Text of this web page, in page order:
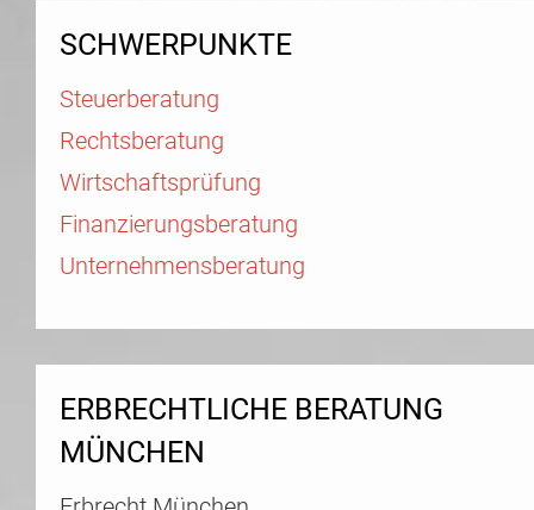
SCHWERPUNKTE
Steuerberatung
Rechtsberatung
Wirtschaftsprüfung
Finanzierungsberatung
Unternehmensberatung
ERBRECHTLICHE BERATUNG
MÜNCHEN